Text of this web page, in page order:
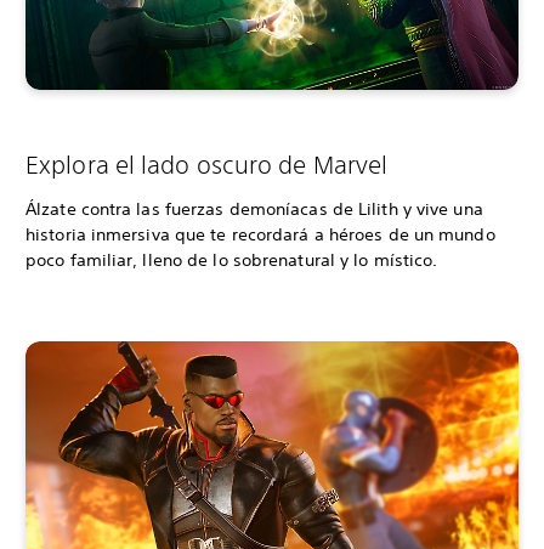
Explora el lado oscuro de Marvel
Álzate contra las fuerzas demoníacas de Lilith y vive una
historia inmersiva que te recordará a héroes de un mundo
poco familiar, lleno de lo sobrenatural y lo místico.